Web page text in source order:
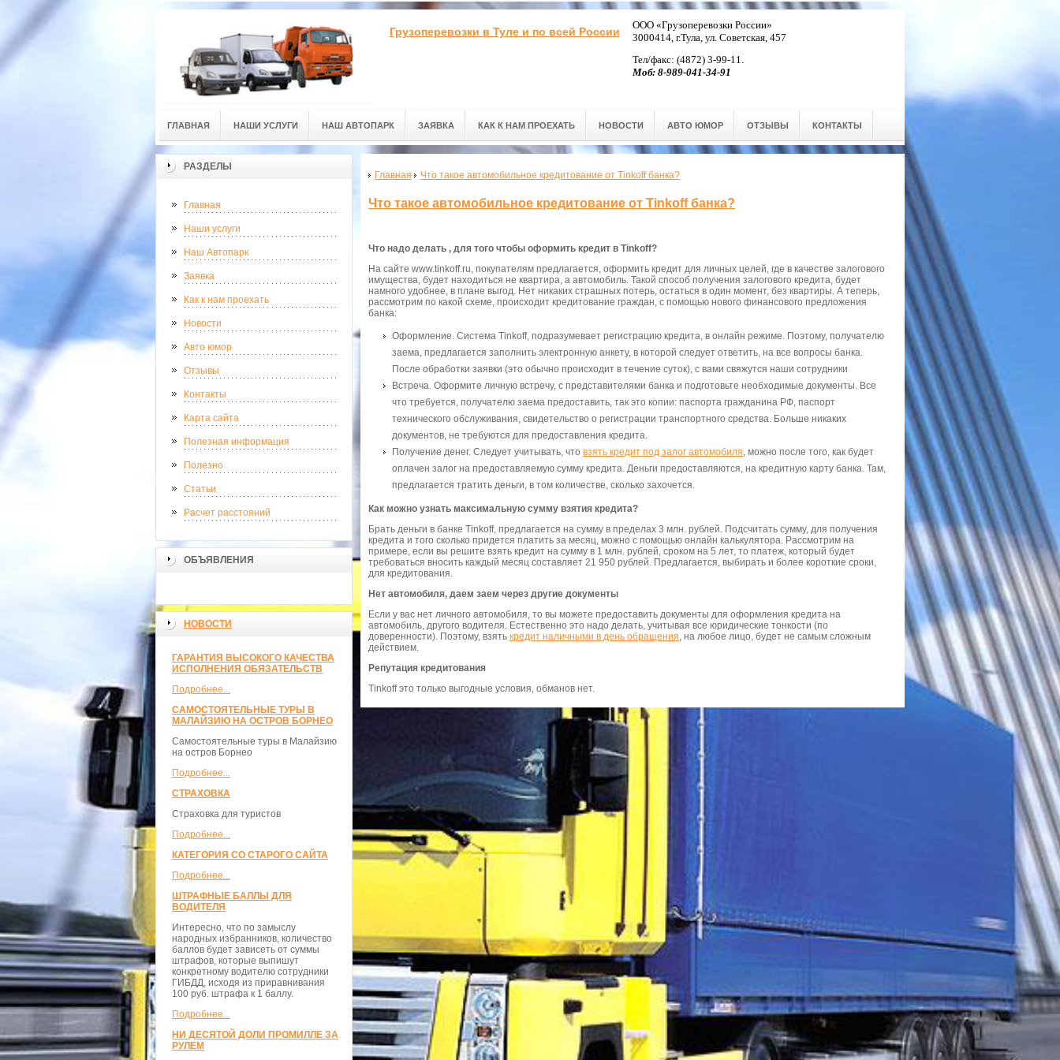
Грузоперевозки в Туле и по всей России
ООО «Грузоперевозки России»
3000414, г.Тула, ул. Советская, 457
Тел/факс: (4872) 3-99-11.
Моб: 8-989-041-34-91
ГЛАВНАЯ НАШИ УСЛУГИ НАШ АВТОПАРК ЗАЯВКА КАК К НАМ ПРОЕХАТЬ НОВОСТИ АВТО ЮМОР ОТЗЫВЫ КОНТАКТЫ
РАЗДЕЛЫ
Главная
Наши услуги
Наш Автопарк
Заявка
Как к нам проехать
Новости
Авто юмор
Отзывы
Контакты
Карта сайта
Полезная информация
Полезно
Статьи
Расчет расстояний
ОБЪЯВЛЕНИЯ
НОВОСТИ
ГАРАНТИЯ ВЫСОКОГО КАЧЕСТВА
ИСПОЛНЕНИЯ ОБЯЗАТЕЛЬСТВ
Подробнее...
САМОСТОЯТЕЛЬНЫЕ ТУРЫ В
МАЛАЙЗИЮ НА ОСТРОВ БОРНЕО
Самостоятельные туры в Малайзию
на остров Борнео
Подробнее...
СТРАХОВКА
Страховка для туристов
Подробнее...
КАТЕГОРИЯ СО СТАРОГО САЙТА
Подробнее...
ШТРАФНЫЕ БАЛЛЫ ДЛЯ
ВОДИТЕЛЯ
Интересно, что по замыслу
народных избранников, количество
баллов будет зависеть от суммы
штрафов, которые выпишут
конкретному водителю сотрудники
ГИБДД, исходя из приравнивания
100 руб. штрафа к 1 баллу.
Подробнее...
НИ ДЕСЯТОЙ ДОЛИ ПРОМИЛЛЕ ЗА
РУЛЕМ
Главная Что такое автомобильное кредитование от Tinkoff банка?
Что такое автомобильное кредитование от Tinkoff банка?
Что надо делать , для того чтобы оформить кредит в Tinkoff?
На сайте www.tinkoff.ru, покупателям предлагается, оформить кредит для личных целей, где в качестве залогового
имущества, будет находиться не квартира, а автомобиль. Такой способ получения залогового кредита, будет
намного удобнее, в плане выгод. Нет никаких страшных потерь, остаться в один момент, без квартиры. А теперь,
рассмотрим по какой схеме, происходит кредитование граждан, с помощью нового финансового предложения
банка:
Оформление. Система Tinkoff, подразумевает регистрацию кредита, в онлайн режиме. Поэтому, получателю
заема, предлагается заполнить электронную анкету, в которой следует ответить, на все вопросы банка.
После обработки заявки (это обычно происходит в течение суток), с вами свяжутся наши сотрудники
Встреча. Оформите личную встречу, с представителями банка и подготовьте необходимые документы. Все
что требуется, получателю заема предоставить, так это копии: паспорта гражданина РФ, паспорт
технического обслуживания, свидетельство о регистрации транспортного средства. Больше никаких
документов, не требуются для предоставления кредита.
Получение денег. Следует учитывать, что взять кредит под залог автомобиля, можно после того, как будет
оплачен залог на предоставляемую сумму кредита. Деньги предоставляются, на кредитную карту банка. Там,
предлагается тратить деньги, в том количестве, сколько захочется.
Как можно узнать максимальную сумму взятия кредита?
Брать деньги в банке Tinkoff, предлагается на сумму в пределах 3 млн. рублей. Подсчитать сумму, для получения
кредита и того сколько придется платить за месяц, можно с помощью онлайн калькулятора. Рассмотрим на
примере, если вы решите взять кредит на сумму в 1 млн. рублей, сроком на 5 лет, то платеж, который будет
требоваться вносить каждый месяц составляет 21 950 рублей. Предлагается, выбирать и более короткие сроки,
для кредитования.
Нет автомобиля, даем заем через другие документы
Если у вас нет личного автомобиля, то вы можете предоставить документы для оформления кредита на
автомобиль, другого водителя. Естественно это надо делать, учитывая все юридические тонкости (по
доверенности). Поэтому, взять кредит наличными в день обращения, на любое лицо, будет не самым сложным
действием.
Репутация кредитования
Tinkoff это только выгодные условия, обманов нет.